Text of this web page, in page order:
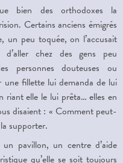
bien des orthodoxes la
Certains anciens émigrés
un peu toquée, on l’accusait
d’aller chez des gens peu
personnes douteuses ou
une fillette lui demanda de lui
riant elle le lui prêta… elles en
disaient : « Comment peut-
supporter.
pavillon, un centre d’aide
qu’elle se soit toujours